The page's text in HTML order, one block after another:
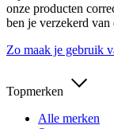
onze producten
ben je verzekerd
Zo maak je gebruik
Topmerken
Alle merken